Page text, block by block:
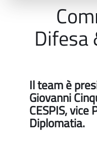
Difesa
Il team è
Giovanni
CESPIS, vice
Diplomatia.